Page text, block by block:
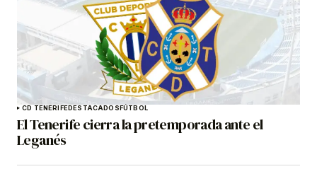
CD TENERIFEDESTACADOSFÚTBOL
El Tenerife cierra la pretemporada ante el
Leganés